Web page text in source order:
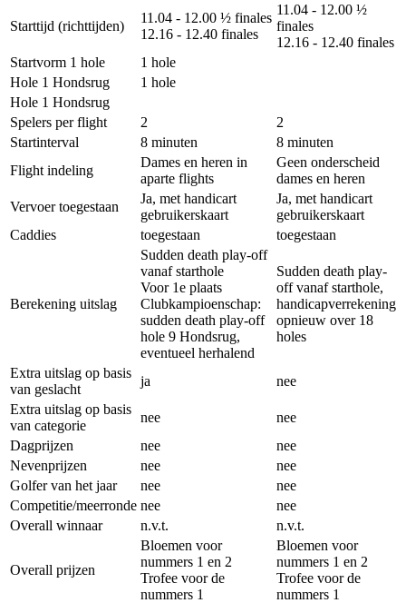
Starttijd (richttijden)
11.04 - 12.00 ½ finales
12.16 - 12.40 finales
11.04 - 12.00 ½
finales
12.16 - 12.40 finales
Startvorm 1 hole
1 hole
Hole 1 Hondsrug
1 hole
Hole 1 Hondsrug
Spelers per flight
2
2
Startinterval
8 minuten
8 minuten
Flight indeling
Dames en heren in
aparte flights
Geen onderscheid
dames en heren
Vervoer toegestaan
Ja, met handicart
gebruikerskaart
Ja, met handicart
gebruikerskaart
Caddies
toegestaan toegestaan
Berekening uitslag
Sudden death play-off
vanaf starthole
Voor 1e plaats
Clubkampioenschap:
sudden death play-off
hole 9 Hondsrug,
eventueel herhalend
Sudden death play-
off vanaf starthole,
handicapverrekening
opnieuw over 18
holes
Extra uitslag op basis
van geslacht
ja
nee
Extra uitslag op basis
van categorie
nee
nee
Dagprijzen
nee
nee
Nevenprijzen
nee
nee
Golfer van het jaar
nee
nee
Competitie/meerronde nee
nee
Overall winnaar
n.v.t. n.v.t.
Overall prijzen
Bloemen voor
nummers 1 en 2
Trofee voor de
nummers 1
Bloemen voor
nummers 1 en 2
Trofee voor de
nummers 1